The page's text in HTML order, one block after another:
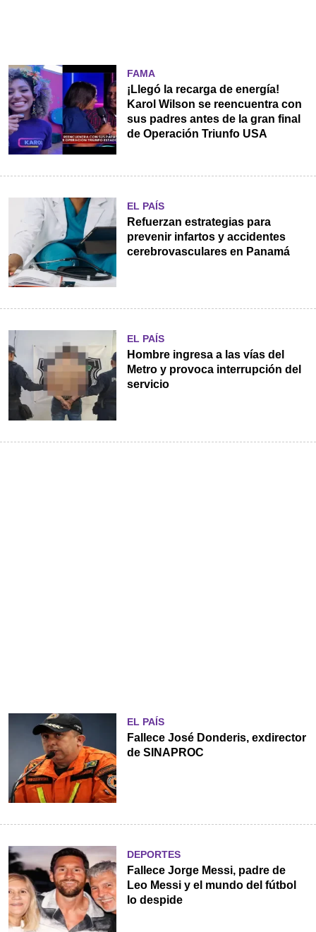
FAMA
¡Llegó la recarga de energía!
Karol Wilson se reencuentra con
sus padres antes de la gran final
de Operación Triunfo USA
EL PAÍS
Refuerzan estrategias para
prevenir infartos y accidentes
cerebrovasculares en Panamá
EL PAÍS
Hombre ingresa a las vías del
Metro y provoca interrupción del
servicio
EL PAÍS
Fallece José Donderis, exdirector
de SINAPROC
DEPORTES
Fallece Jorge Messi, padre de
Leo Messi y el mundo del fútbol
lo despide